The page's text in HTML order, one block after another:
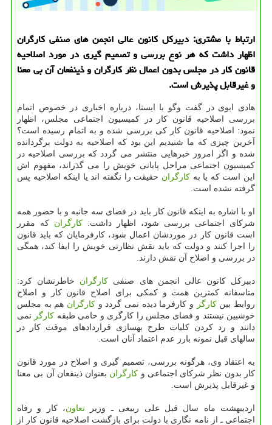
ارتباط با مشتری: دبیركل كانون عالی انجمن های صنفی كارگران
اظهار داشت كه هر نوع بررسی و تصمیم گیری در مورد اصلاحیه
قانون كار در مجلس بدون اعمال نظر كارگران و ذینفعان آن بی معنا
و غیرقابل پذیرش است.
هادی ابوی در گفت وگو با ایسنا، درباره اخباری در خصوص اتمام
بررسی اصلاحیه قانون كار در كمیسیون اجتماعی مجلس، اظهار
نمود: اصلاحیه قانون كار كی بررسی شده و به اتمام رسیده است؟
آخرین چیزی كه ما شنیدیم این بود كه اصلاحیه به دولت برگردانده
شده و اگر امروز خبرهایی منتشر می گردد كه بررسی اصلاحیه در
كمیسیون اجتماعی مراحل پایانی خویش را می گذراند، مفهوم اش
این است كه یا بهكارگران حقیقت را نگفته اند یا اینكه اصلاحیه پس
گرفته نشده است.
او با اشاره به اینكه قانون كار باید در فضای سه جانبه و با حضور همه
شركای اجتماعی بررسی شود، اظهار داشت: كارگران كه مقرر
است قانون كار در موردشان اعمال شود، كارفرمایان كه باید قانون
را اجرا كنند و دولت كه باید نقش نظارتی خویش را ایفا كند، همگی
در بررسی و اصلاح آن نقش دارند.
دبیركل كانون عالی انجمن های صنفی كارگران خاطرنشان كرد:
متاسفانه كمترین همت و كمكی برای اصلاح قانون كار و اصلاح
روابط بینكارگر و كارفرما دیده نمی گردد و كارگران هم به مجلس
خوشبین نیستند و فضای مجلس را كارگری و حامی طبقه كارگر نمی
دانند و رد كردن كلیات طرح بهسازی قراردادهای موقت كار در
سالهای قبل نمونه بارز عدم اعتماد آنان است.
به اعتقاد وی، هرگونه بررسی، تصمیم گیری و اصلاح در مورد قانون
كار بدون نظر شركای اجتماعی و كارگران بعنوان ذینفعان آن بی معنا
و غیرقابل پذیرش است.
اردیبهشت ماه سال قبل علی ربیعی ـ وزیر تعاون، كار و رفاه
اجتماعی ـ از نامه نگاری با دولت برای بازگشت اصلاحیه قانون كار از